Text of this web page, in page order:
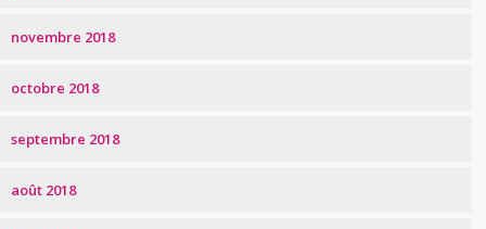
novembre 2018
octobre 2018
septembre 2018
août 2018